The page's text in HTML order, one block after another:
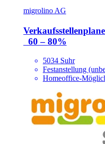
migrolino AG
60 – 80%
5034 Suhr
Festanstellung
Homeoffice-